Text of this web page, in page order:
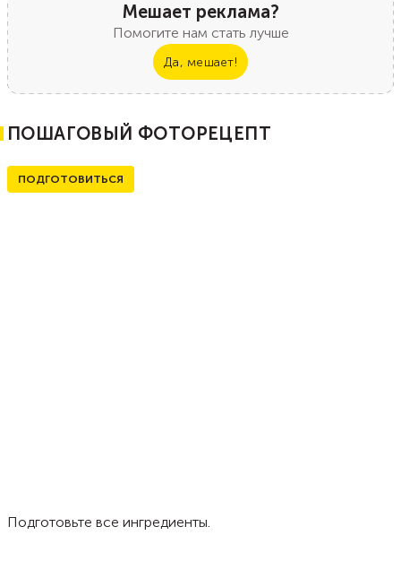
Мешает реклама?
Помогите нам стать лучше
Да, мешает!
ПОШАГОВЫЙ ФОТОРЕЦЕПТ
ПОДГОТОВИТЬСЯ
Подготовьте все ингредиенты.